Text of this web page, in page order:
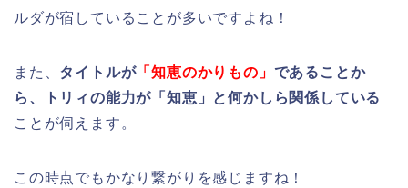
ルダが宿していることが多いですよね！
また、 タイトルが「知恵のかりもの」 であることか
ら、トリィの能力が「知恵」と何かしら関係している
ことが伺えます。
この時点でもかなり繋がりを感じますね！